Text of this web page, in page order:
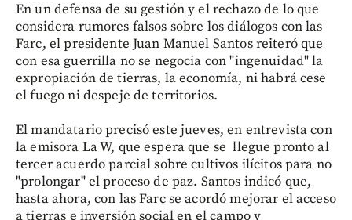
En un defensa de su gestión y el rechazo de lo que
considera rumores falsos sobre los diálogos con las
Farc, el presidente Juan Manuel Santos reiteró que
con esa guerrilla no se negocia con "ingenuidad" la
expropiación de tierras, la economía, ni habrá cese
el fuego ni despeje de territorios.
El mandatario precisó este jueves, en entrevista con
la emisora La W, que espera que se llegue pronto al
tercer acuerdo parcial sobre cultivos ilícitos para no
"prolongar" el proceso de paz. Santos indicó que,
hasta ahora, con las Farc se acordó mejorar el acceso
a tierras e inversión social en el campo y